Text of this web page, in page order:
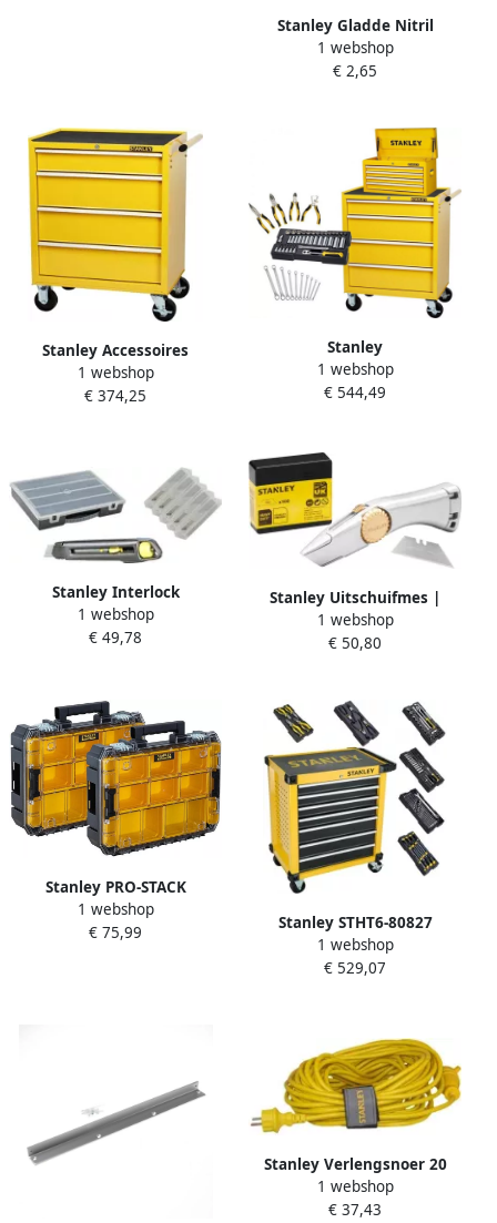
Stanley Gladde Nitril
Veiligheids Handschoenen |
SY580L EU
1 webshop
€ 2,65
Stanley Accessoires
Gereedschapswagen | 4
lades | geel -STMT1-75063
1 webshop
€ 374,25
Stanley
Gereedschapswagen |
Gevuld | Geel -STMT77667-1
1 webshop
€ 544,49
Stanley Interlock
Afbreekmes | 18mm | + 5 x
10 Afbreekmesjes18mm| In
1 webshop
€ 49,78
Stanley Uitschuifmes |
Titan | + 100
reservemessen FMHT10122-
1 webshop
€ 50,80
Stanley PRO-STACK
Organiser twinpack
FMST82967-9
1 webshop
€ 75,99
Stanley STHT6-80827
Transmodule
Gereedschapskar 7 Laden
1 webshop
€ 529,07
Stanley Verlengsnoer 20
meter H05VV-F 3x1 5mm²
IP44 STA275158
1 webshop
€ 37,43